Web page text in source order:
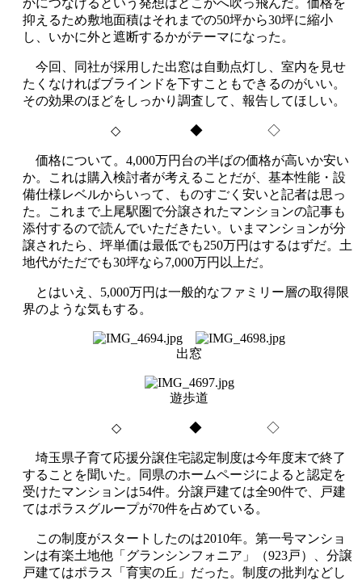
抑えるため敷地面積はそれまでの50坪から30坪に縮小
し、いかに外と遮断するかがテーマになった。
今回、同社が採用した出窓は自動点灯し、室内を見せ
たくなければブラインドを下すこともできるのがいい。
その効果のほどをしっかり調査して、報告してほしい。
◇ ◆ ◇
価格について。4,000万円台の半ばの価格が高いか安い
か。これは購入検討者が考えることだが、基本性能・設
備仕様レベルからいって、ものすごく安いと記者は思っ
た。これまで上尾駅圏で分譲されたマンションの記事も
添付するので読んでいただきたい。いまマンションが分
譲されたら、坪単価は最低でも250万円はするはずだ。土
地代がただでも30坪なら7,000万円以上だ。
とはいえ、5,000万円は一般的なファミリー層の取得限
界のような気もする。
出窓
遊歩道
◇ ◆ ◇
埼玉県子育て応援分譲住宅認定制度は今年度末で終了
することを聞いた。同県のホームページによると認定を
受けたマンションは54件。分譲戸建ては全90件で、戸建
てはポラスグループが70件を占めている。
この制度がスタートしたのは2010年。第一号マンショ
ンは有楽土地他「グランシンフォニア」（923戸）、分譲
戸建てはポラス「育実の丘」だった。制度の批判などし